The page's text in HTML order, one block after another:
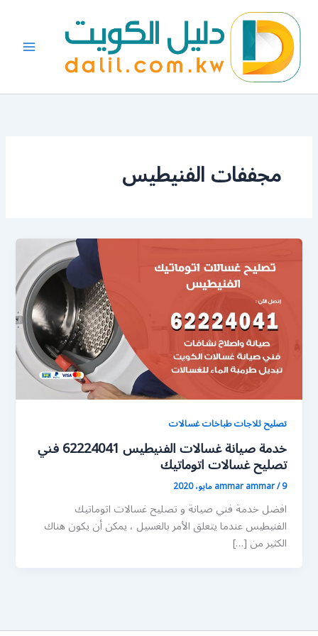
المحتوى
مجففات الفنيطيس
تصليح ثلاجات طباخات غسالات
خدمة صيانة غسالات الفنيطيس 62224041 فني
تصليح غسالات اتوماتيك
ammar ammar/9 مايو، 2020
افضل خدمة فني صيانة و تصليح غسالات اتوماتيك
الفنيطيس عندما يتعلق الأمر بالغسيل ، يمكن أن يكون هناك
الكثير من […]